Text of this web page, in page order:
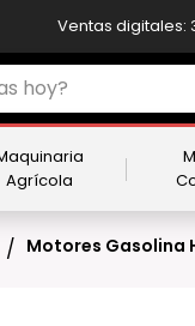
Ventas digitales:
Agrícola
/ Motores Gasolina